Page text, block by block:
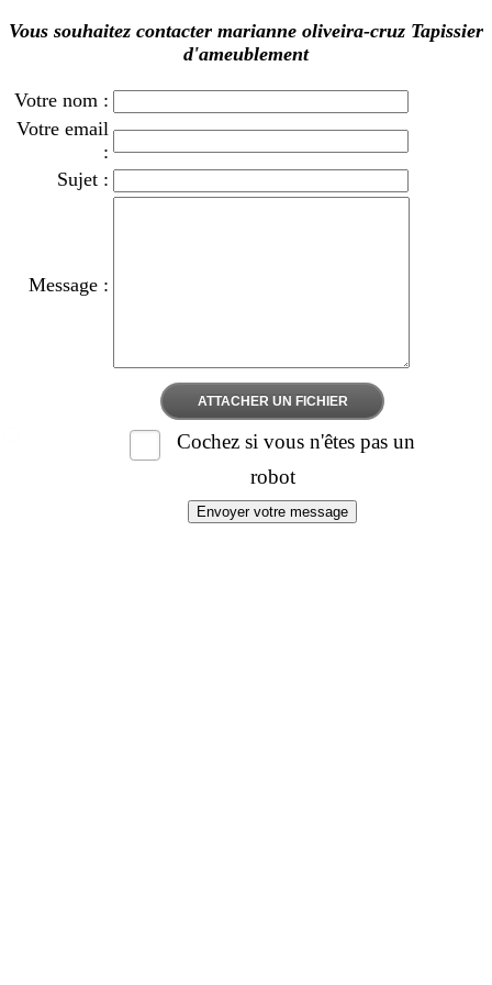
Vous souhaitez contacter marianne oliveira-cruz Tapissier
d'ameublement
Votre nom :
Votre email
:
Sujet :
Message :
ATTACHER UN FICHIER
Cochez si vous n'êtes pas un
robot